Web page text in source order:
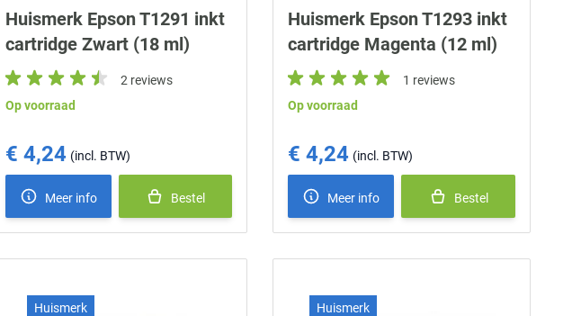
Huismerk Epson T1291 inkt
cartridge Zwart (18 ml)
2 reviews
Op voorraad
€ 4,24
Meer info Bestel
Huismerk Epson T1293 inkt
cartridge Magenta (12 ml)
1 reviews
Op voorraad
€ 4,24
Meer info Bestel
Huismerk Huismerk